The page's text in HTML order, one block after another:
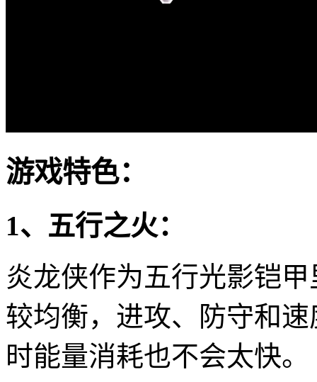
游戏特色：
1、五行之火：
炎龙侠作为五行光影铠
较均衡，进攻、防守和
时能量消耗也不会太快。